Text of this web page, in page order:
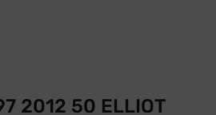
2012 50 ELLIOT